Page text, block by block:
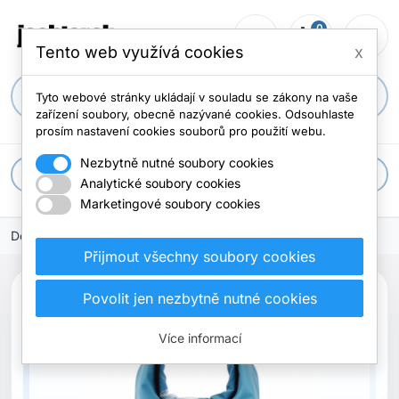
search
person_outline shopping_cart
0 menu
apps Všechny kategorie
Domů
Tento web využívá cookies x
Tyto webové stránky ukládají v souladu se zákony na vaše
zařízení soubory, obecně nazývané cookies. Odsouhlaste
prosím nastavení cookies souborů pro použití webu.
Nezbytně nutné soubory cookies
Analytické soubory cookies
Marketingové soubory cookies
Přijmout všechny soubory cookies
Povolit jen nezbytně nutné cookies
Více informací